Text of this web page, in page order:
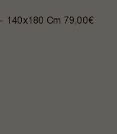
140x180 Cm 79,00€